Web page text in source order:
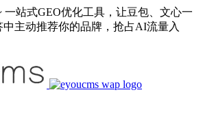
一站式GEO优化工具，让豆包、文心一
中主动推荐你的品牌，抢占AI流量入